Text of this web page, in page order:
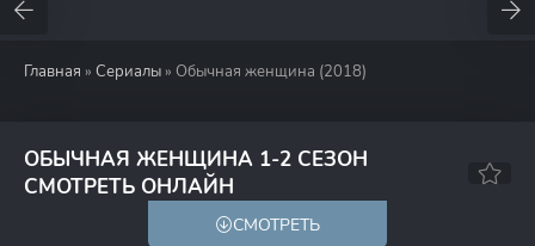
Главная » Сериалы » Обычная женщина (2018)
ОБЫЧНАЯ ЖЕНЩИНА 1-2 СЕЗОН
СМОТРЕТЬ ОНЛАЙН
7.6
СМОТРЕТЬ